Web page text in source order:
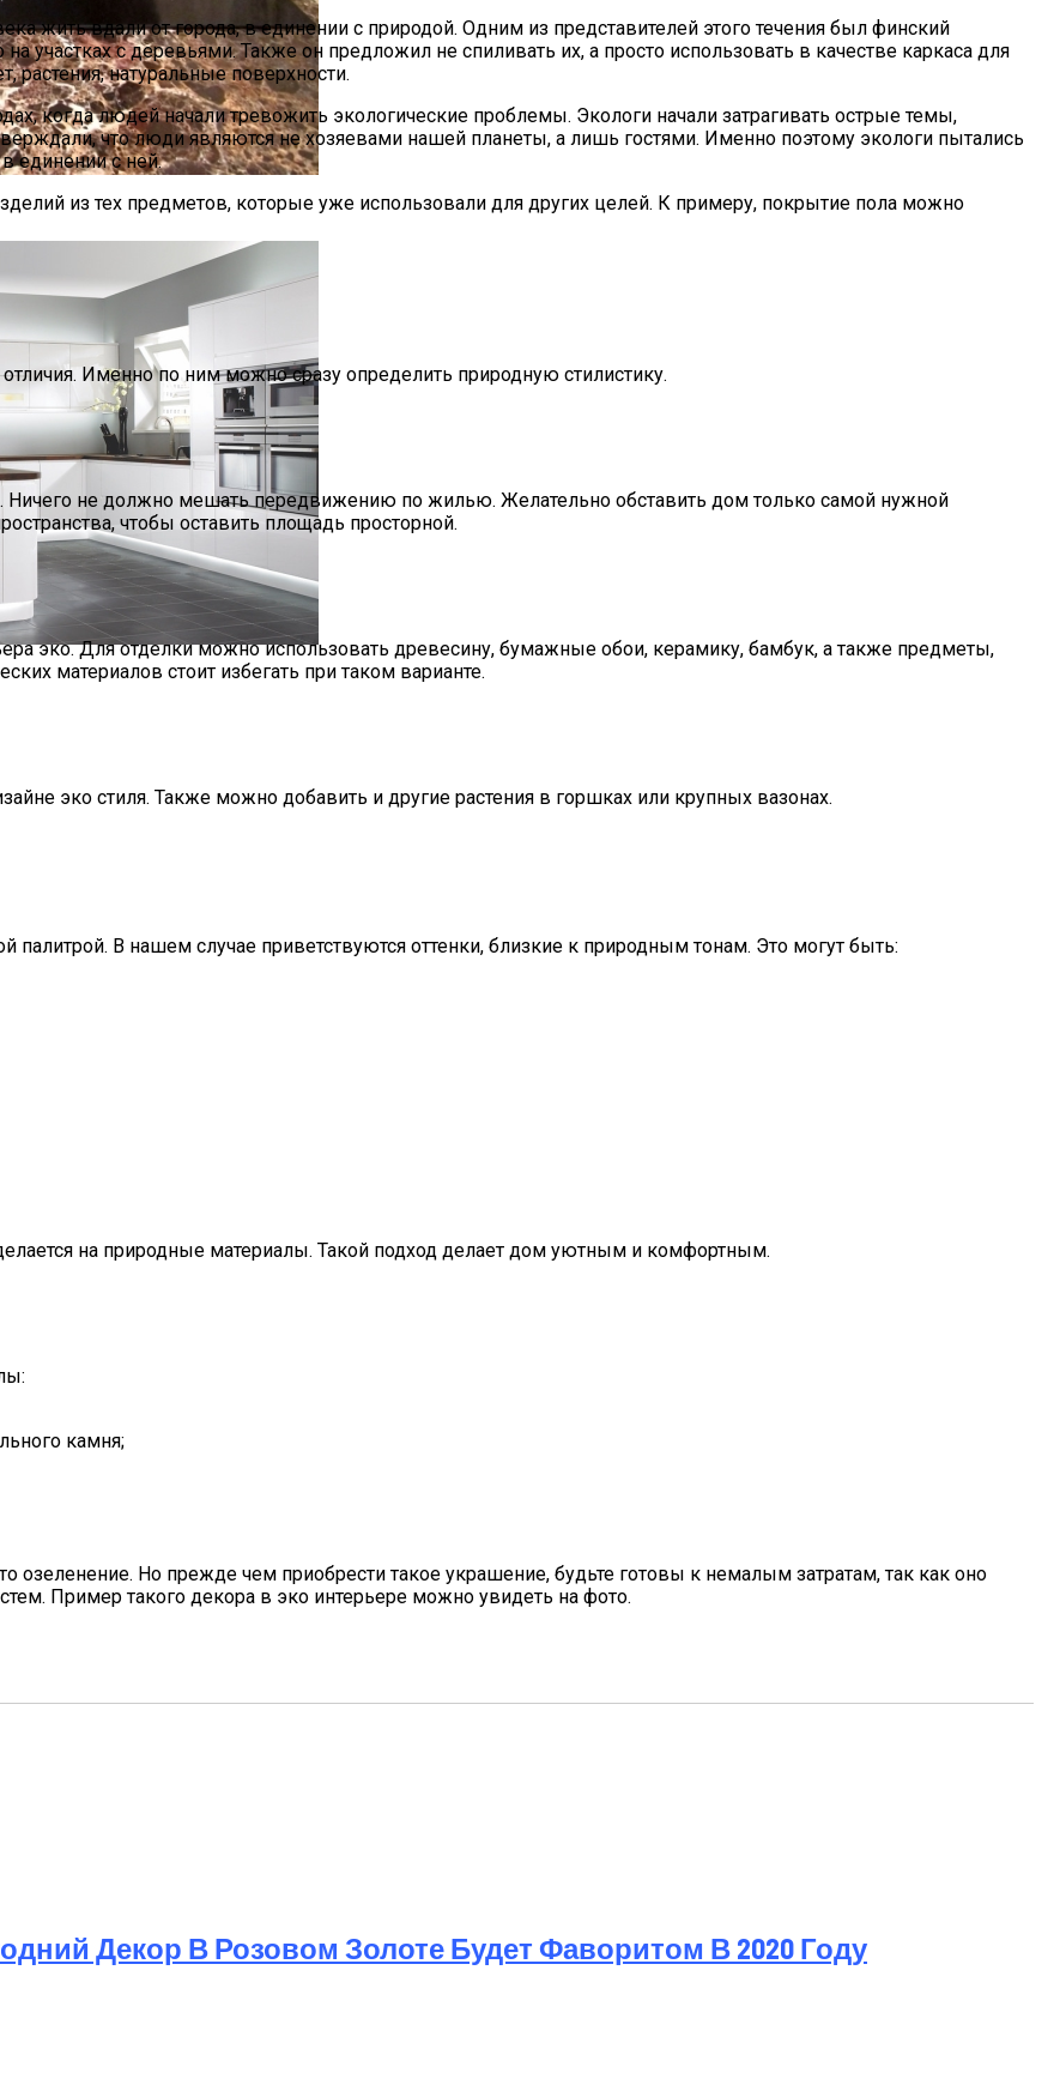
Рабочих Поверхностей Из Разного Камня
Чтобы Не Прогадать С Комфортом
жить вдали от города, в единении с природой. Одним из представителей этого течения был финский
участках с деревьями. Также он предложил не спиливать их, а просто использовать в качестве каркаса для
растения, натуральные поверхности.
когда людей начали тревожить экологические проблемы. Экологи начали затрагивать острые темы,
что люди являются не хозяевами нашей планеты, а лишь гостями. Именно поэтому экологи пытались
единении с ней.
из тех предметов, которые уже использовали для других целей. К примеру, покрытие пола можно
Именно по ним можно сразу определить природную стилистику.
Ничего не должно мешать передвижению по жилью. Желательно обставить дом только самой нужной
чтобы оставить площадь просторной.
эко. Для отделки можно использовать древесину, бумажные обои, керамику, бамбук, а также предметы,
материалов стоит избегать при таком варианте.
эко стиля. Также можно добавить и другие растения в горшках или крупных вазонах.
палитрой. В нашем случае приветствуются оттенки, близкие к природным тонам. Это могут быть:
на природные материалы. Такой подход делает дом уютным и комфортным.
камня;
озеленение. Но прежде чем приобрести такое украшение, будьте готовы к немалым затратам, так как оно
Пример такого декора в эко интерьере можно увидеть на фото.
Декор В Розовом Золоте Будет Фаворитом В 2020 Году